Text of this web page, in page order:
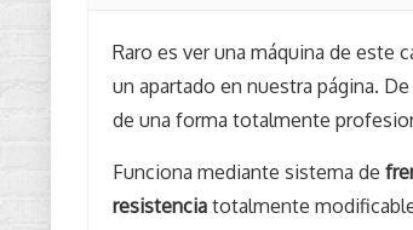
Raro es ver una máquina de este
un apartado en nuestra página.
de una forma totalmente
Funciona mediante sistema de
resistencia totalmente